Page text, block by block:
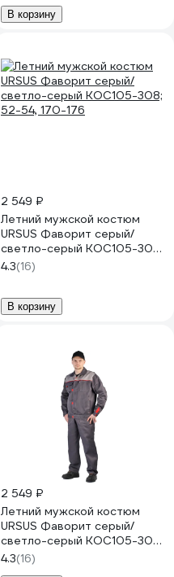
В корзину
2 549 ₽
Летний мужской костюм
URSUS Фаворит серый/
светло-серый КОС105-308;
52-54, 170-176
4.3(16)
В корзину
2 549 ₽
Летний мужской костюм
URSUS Фаворит серый/
светло-серый КОС105-308;
48-50, 170-176
4.3(16)